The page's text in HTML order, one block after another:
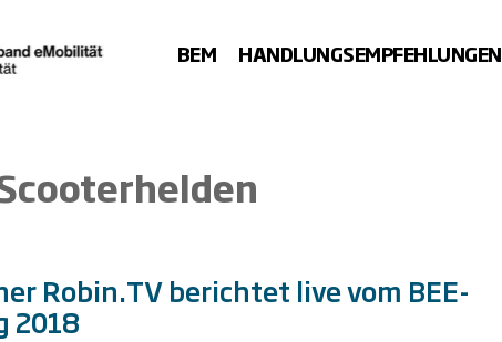
BEM HANDLUNGSEMPFEHLUNGEN
Robin.TV berichtet live vom BEE-
2018